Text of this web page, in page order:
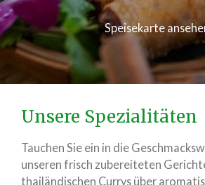
Speisekarte
Unsere Spezialitäten
Tauchen Sie ein in die
unseren frisch zubereiteten
thailändischen Currys über